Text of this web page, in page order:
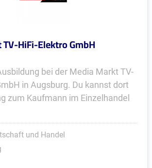
HiFi-Elektro GmbH
bei der Media Markt TV-
in Augsburg. Du kannst dort
zum Kaufmann im Einzelhandel
und Handel